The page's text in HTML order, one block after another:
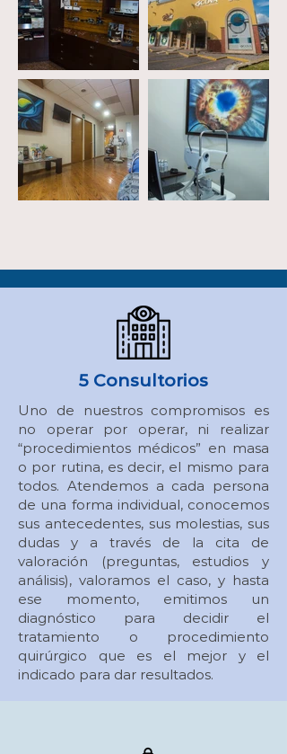
5 Consultorios
Uno de nuestros compromisos es
no operar por operar, ni realizar
“procedimientos médicos” en masa
o por rutina, es decir, el mismo para
todos. Atendemos a cada persona
de una forma individual, conocemos
sus antecedentes, sus molestias, sus
dudas y a través de la cita de
valoración (preguntas, estudios y
análisis), valoramos el caso, y hasta
ese momento, emitimos un
diagnóstico para decidir el
tratamiento o procedimiento
quirúrgico que es el mejor y el
indicado para dar resultados.